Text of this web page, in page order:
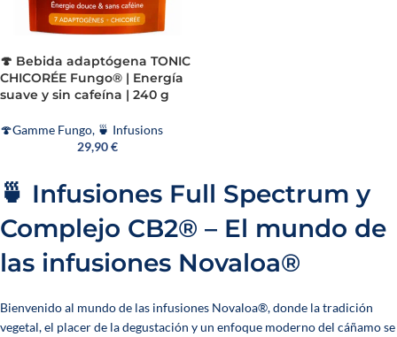
🍄 Bebida adaptógena TONIC
CHICORÉE Fungo® | Energía
suave y sin cafeína | 240 g
🍄Gamme Fungo, 🍵 Infusions
29,90€
🍵 Infusiones Full Spectrum y
Complejo CB2® – El mundo de
las infusiones Novaloa®
Bienvenido al mundo de las infusiones Novaloa®, donde la tradición
vegetal, el placer de la degustación y un enfoque moderno del cáñamo se